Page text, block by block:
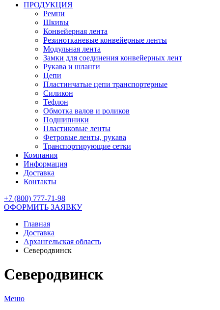
ПРОДУКЦИЯ
Ремни
Шкивы
Конвейерная лента
Резинотканевые конвейерные ленты
Модульная лента
Замки для соединения конвейерных лент
Рукава и шланги
Цепи
Пластинчатые цепи транспортерные
Силикон
Тефлон
Обмотка валов и роликов
Подшипники
Пластиковые ленты
Фетровые ленты, рукава
Транспортирующие сетки
Компания
Информация
Доставка
Контакты
+7 (800) 777-71-98
ОФОРМИТЬ ЗАЯВКУ
Главная
Доставка
Архангельская область
Северодвинск
Северодвинск
Меню